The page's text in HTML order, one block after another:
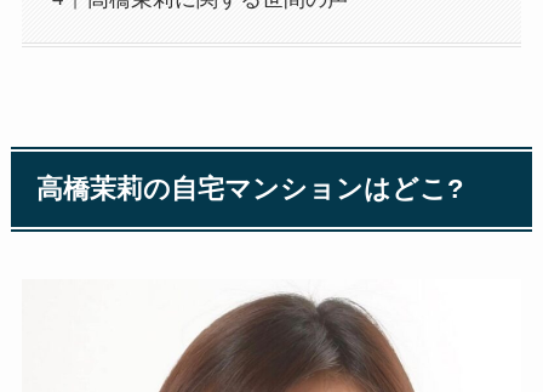
高橋茉莉の自宅マンションはどこ?